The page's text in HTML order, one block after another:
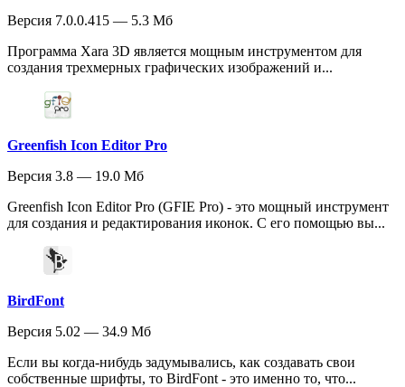
Версия 7.0.0.415 — 5.3 Мб
Программа Xara 3D является мощным инструментом для
создания трехмерных графических изображений и...
Greenfish Icon Editor Pro
Версия 3.8 — 19.0 Мб
Greenfish Icon Editor Pro (GFIE Pro) - это мощный инструмент
для создания и редактирования иконок. С его помощью вы...
BirdFont
Версия 5.02 — 34.9 Мб
Если вы когда-нибудь задумывались, как создавать свои
собственные шрифты, то BirdFont - это именно то, что...